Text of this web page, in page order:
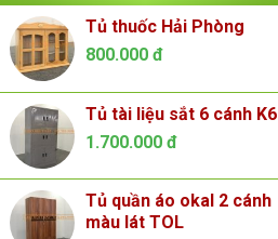
Tủ thuốc Hải Phòng
800.000 đ
Tủ tài liệu sắt 6 cánh K6
1.700.000 đ
Tủ quần áo okal 2 cánh
màu lát TOL